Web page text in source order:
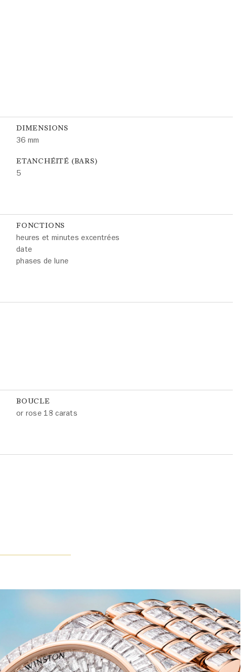
DIMENSIONS
36 mm
ETANCHÉITÉ (BARS)
5
FONCTIONS
heures et minutes excentrées
date
phases de lune
BOUCLE
or rose 18 carats